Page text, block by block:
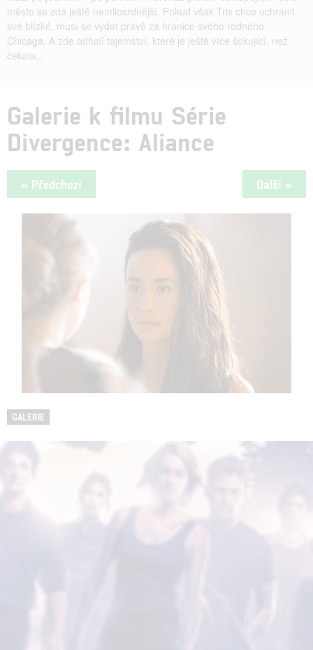
město se zdá ještě nemilosrdnější. Pokud však Tris chce ochránit
své blízké, musí se vydat právě za hranice svého rodného
Chicaga. A zde odhalí tajemství, které je ještě více šokující, než
čekala...
Galerie k filmu Série
Divergence: Aliance
« Předchozí Další »
GALERIE